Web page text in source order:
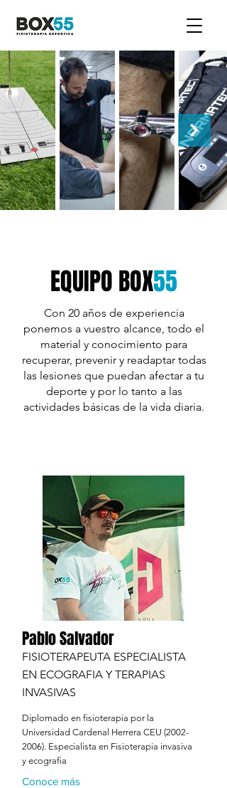
EQUIPO BOX55
Con 20 años de experiencia
ponemos a vuestro alcance, todo el
material y conocimiento para
recuperar, prevenir y readaptar todas
las lesiones que puedan afectar a tu
deporte y por lo tanto a las
actividades básicas de la vida diaria.
Pablo Salvador
FISIOTERAPEUTA ESPECIALISTA
EN ECOGRAFIA Y TERAPIAS
INVASIVAS
Diplomado en fisioterapia por la
Universidad Cardenal Herrera CEU (2002-
2006). Especialista en Fisioterapia invasiva
y ecografia
Conoce más